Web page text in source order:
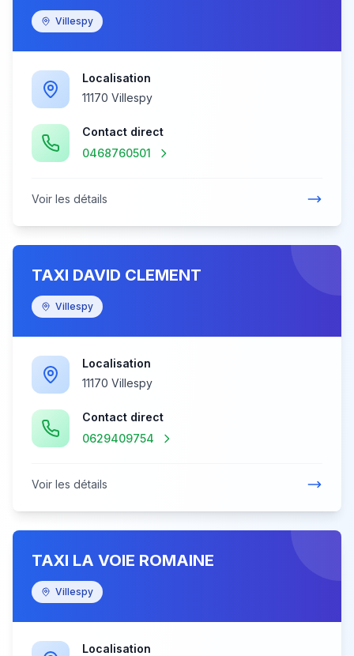
Villespy
Localisation
11170 Villespy
Contact direct
0468760501
Voir les détails
TAXI DAVID CLEMENT
Villespy
Localisation
11170 Villespy
Contact direct
0629409754
Voir les détails
TAXI LA VOIE ROMAINE
Villespy
Localisation